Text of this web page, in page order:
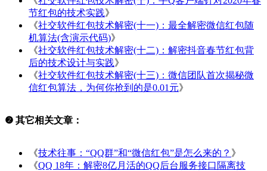
节红包的技术实践》
《社交软件红包技术解密(十一)：最全解密微信红包随
机算法(含演示代码)》
《社交软件红包技术解密(十二)：解密抖音春节红包背
后的技术设计与实践》
《社交软件红包技术解密(十三)：微信团队首次揭秘微
信红包算法，为何你抢到的是0.01元》
❷ 其它相关文章：
《技术往事：“QQ群”和“微信红包”是怎么来的？ 》
《QQ 18年：解密8亿月活的QQ后台服务接口隔离技